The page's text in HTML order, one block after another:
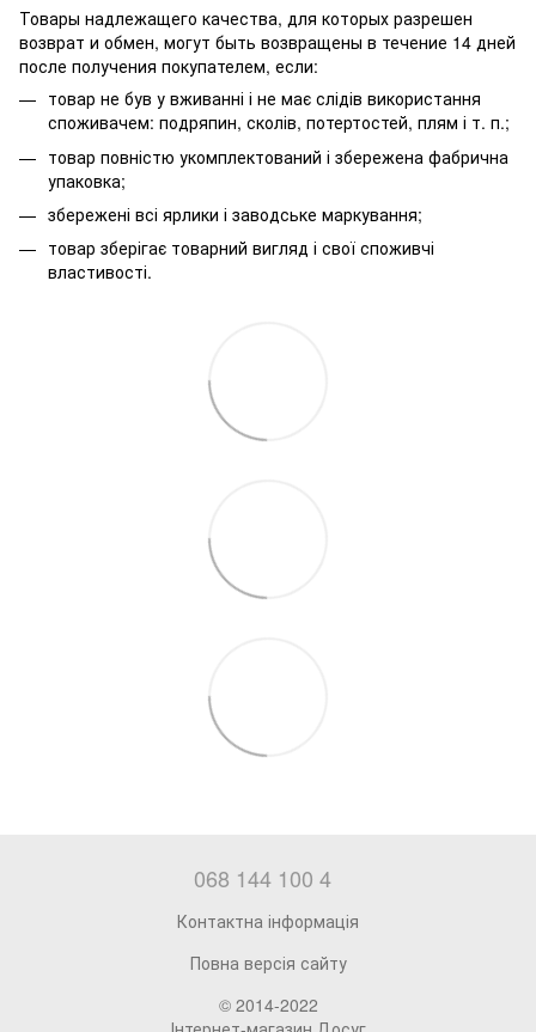
Товары надлежащего качества, для которых разрешен
возврат и обмен, могут быть возвращены в течение 14 дней
после получения покупателем, если:
товар не був у вживанні і не має слідів використання
споживачем: подряпин, сколів, потертостей, плям і т. п.;
товар повністю укомплектований і збережена фабрична
упаковка;
збережені всі ярлики і заводське маркування;
товар зберігає товарний вигляд і свої споживчі
властивості.
068 144 100 4
Контактна інформація
Повна версія сайту
© 2014-2022